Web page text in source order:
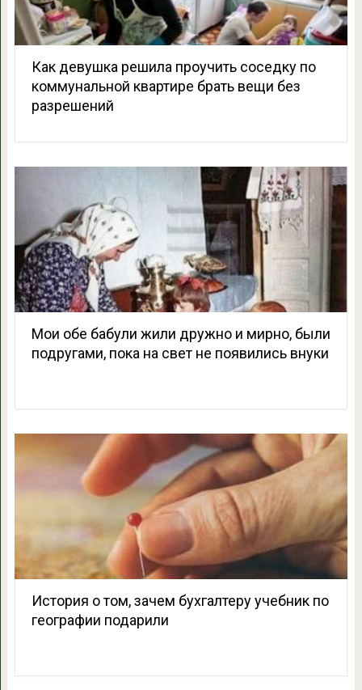
Как девушка решила проучить соседку по
коммунальной квартире брать вещи без
разрешений
Мои обе бабули жили дружно и мирно, были
подругами, пока на свет не появились внуки
История о том, зачем бухгалтеру учебник по
географии подарили